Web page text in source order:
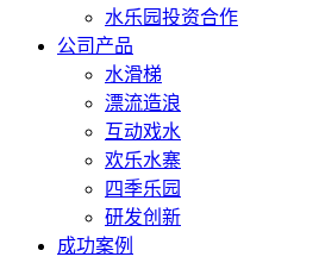
水乐园投资合作
公司产品
水滑梯
漂流造浪
互动戏水
欢乐水寨
四季乐园
研发创新
成功案例